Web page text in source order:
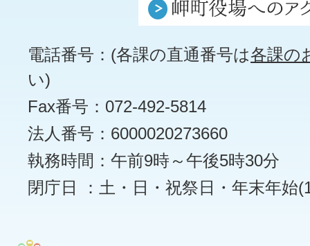
電話番号：(各課の直通番号は各課の
い)
Fax番号：072-492-5814
法人番号：6000020273660
執務時間：午前9時～午後5時30分
閉庁日 ：土・日・祝祭日・年末年始